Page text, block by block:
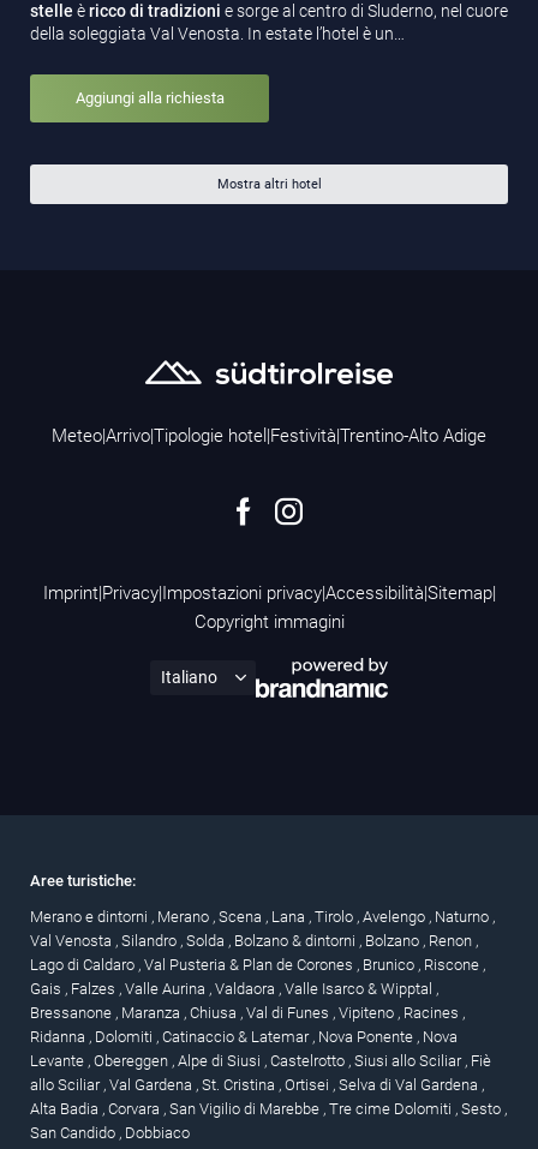
stelle èricco di tradizioni e sorge al centro di Sluderno, nel cuore
della soleggiata Val Venosta. In estate l’hotel è un…
Aggiungi alla richiesta
Mostra altri hotel
Meteo|Arrivo|Tipologie hotel |Festività|Trentino-Alto Adige
Imprint|Privacy|Impostazioni privacy|Accessibilità|Sitemap|
Copyright immagini
Aree turistiche:
Merano e dintorni , Merano , Scena , Lana , Tirolo , Avelengo , Naturno ,
Val Venosta , Silandro , Solda , Bolzano & dintorni , Bolzano , Renon ,
Lago di Caldaro , Val Pusteria & Plan de Corones , Brunico , Riscone ,
Gais , Falzes , Valle Aurina , Valdaora , Valle Isarco & Wipptal ,
Bressanone , Maranza , Chiusa , Val di Funes , Vipiteno , Racines ,
Ridanna , Dolomiti , Catinaccio & Latemar , Nova Ponente , Nova
Levante , Obereggen , Alpe di Siusi , Castelrotto , Siusi allo Sciliar , Fiè
allo Sciliar , Val Gardena , St. Cristina , Ortisei , Selva di Val Gardena ,
Alta Badia , Corvara , San Vigilio di Marebbe , Tre cime Dolomiti , Sesto ,
San Candido , Dobbiaco